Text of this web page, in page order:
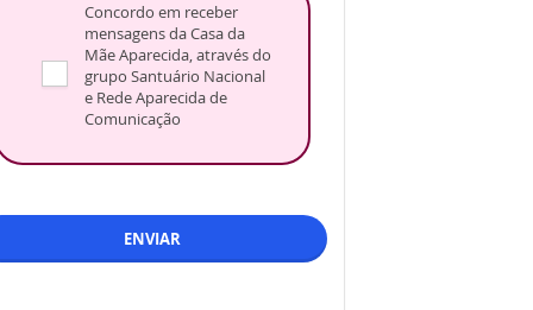
Concordo em receber
mensagens da Casa da
Mãe Aparecida, através do
grupo Santuário Nacional
e Rede Aparecida de
Comunicação
ENVIAR